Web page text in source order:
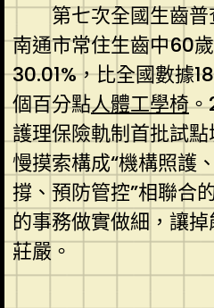
第七次全國生齒普
南通市常住生齒中60
30.01%，比全國數據
個百分點人體工學椅。
護理保險軌制首批試
慢摸索構成“機構照護
撐、預防管控”相聯合
的事務做實做細，讓
莊嚴。